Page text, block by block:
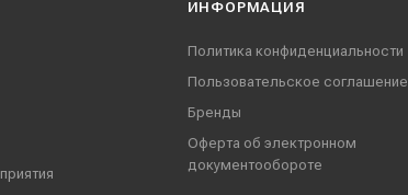
ИНФОРМАЦИЯ
Политика конфиденциальности
Пользовательское соглашение
Бренды
Оферта об электронном
документообороте